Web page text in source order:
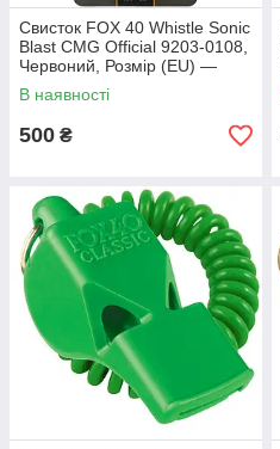
Свисток FOX 40 Whistle Sonic
Blast CMG Official 9203-0108,
Червоний, Розмір (EU) —
1SIZE
В наявності
500 ₴